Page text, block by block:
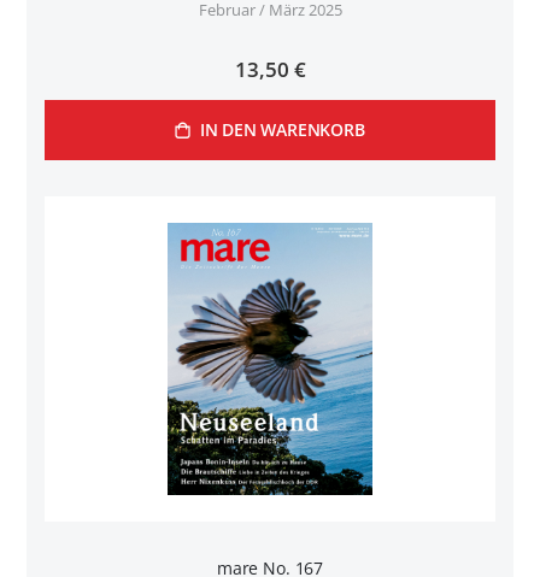
Februar / März 2025
13,50 €
IN DEN WARENKORB
mare No. 167